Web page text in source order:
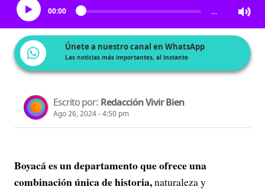
00:00 …
Únete a nuestro canal en WhatsApp
Las noticias más importantes, al instante
Escrito por: Redacción Vivir Bien
Ago 26, 2024 - 4:50 pm
Boyacá es un departamento que ofrece una
combinación única de historia,naturaleza y